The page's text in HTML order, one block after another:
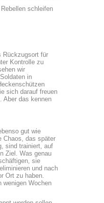
schleifen
Rückzugsort für
Kontrolle zu
wir
in
sich darauf freuen
Aber das kennen
gut wie
Chaos, das später
sind trainiert, auf
Ziel. Was genau
sie
und nach
Ort zu haben.
wenigen Wochen